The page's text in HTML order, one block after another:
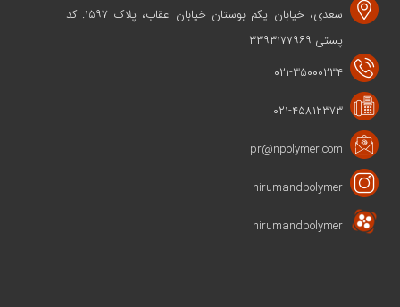
سعدی، خیابان یکم بوستان خیابان عقاب، پلاک ۱۵۹۷. کد
پستی ۳۳۹۳۱۷۷۹۶۹
۰۲۱-۳۵۰۰۰۲۳۴
۰۲۱-۴۵۸۱۲۳۷۳
pr@npolymer.com
nirumandpolymer
nirumandpolymer